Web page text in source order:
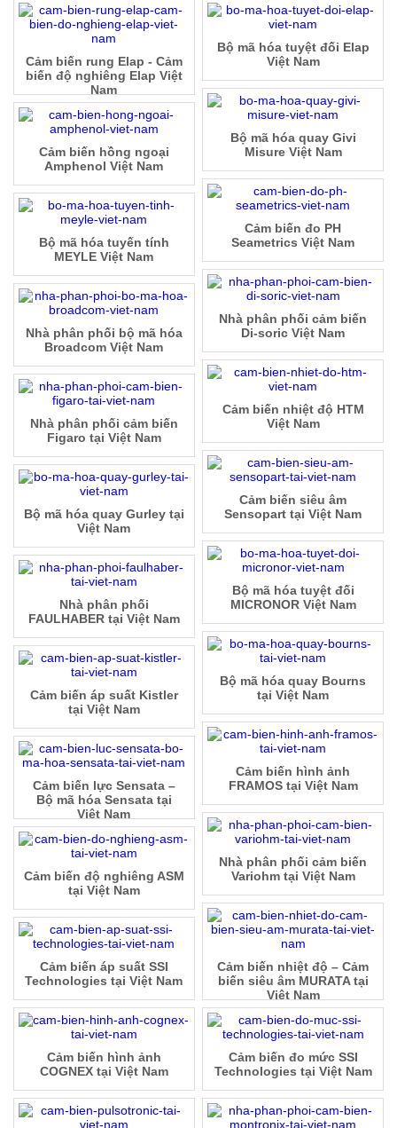
Bộ mã hóa tuyệt đối Elap
Việt Nam
Cảm biến rung Elap - Cảm
biến độ nghiêng Elap Việt
Nam
Bộ mã hóa quay Givi
Misure Việt Nam
Cảm biến hồng ngoại
Amphenol Việt Nam
Cảm biến đo PH
Seametrics Việt Nam
Bộ mã hóa tuyến tính
MEYLE Việt Nam
Nhà phân phối cảm biến
Di-soric Việt Nam
Nhà phân phối bộ mã hóa
Broadcom Việt Nam
Cảm biến nhiệt độ HTM
Việt Nam
Nhà phân phối cảm biến
Figaro tại Việt Nam
Cảm biến siêu âm
Sensopart tại Việt Nam
Bộ mã hóa quay Gurley tại
Việt Nam
Bộ mã hóa tuyệt đối
MICRONOR Việt Nam
Nhà phân phối
FAULHABER tại Việt Nam
Bộ mã hóa quay Bourns
tại Việt Nam
Cảm biến áp suất Kistler
tại Việt Nam
Cảm biến hình ảnh
FRAMOS tại Việt Nam
Cảm biến lực Sensata –
Bộ mã hóa Sensata tại
Việt Nam
Nhà phân phối cảm biến
Variohm tại Việt Nam
Cảm biến độ nghiêng ASM
tại Việt Nam
Cảm biến nhiệt độ – Cảm
biến siêu âm MURATA tại
Việt Nam
Cảm biến áp suất SSI
Technologies tại Việt Nam
Cảm biến đo mức SSI
Technologies tại Việt Nam
Cảm biến hình ảnh
COGNEX tại Việt Nam